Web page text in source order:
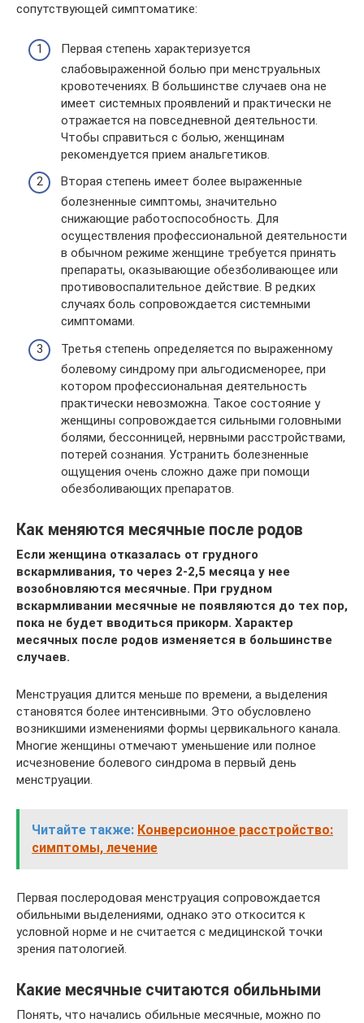
сопутствующей симптоматике:
Первая степень характеризуется
слабовыраженной болью при менструальных
кровотечениях. В большинстве случаев она не
имеет системных проявлений и практически не
отражается на повседневной деятельности.
Чтобы справиться с болью, женщинам
рекомендуется прием анальгетиков.
Вторая степень имеет более выраженные
болезненные симптомы, значительно
снижающие работоспособность. Для
осуществления профессиональной деятельности
в обычном режиме женщине требуется принять
препараты, оказывающие обезболивающее или
противовоспалительное действие. В редких
случаях боль сопровождается системными
симптомами.
Третья степень определяется по выраженному
болевому синдрому при альгодисменорее, при
котором профессиональная деятельность
практически невозможна. Такое состояние у
женщины сопровождается сильными головными
болями, бессонницей, нервными расстройствами,
потерей сознания. Устранить болезненные
ощущения очень сложно даже при помощи
обезболивающих препаратов.
Как меняются месячные после родов
Если женщина отказалась от грудного
вскармливания, то через 2-2,5 месяца у нее
возобновляются месячные. При грудном
вскармливании месячные не появляются до тех пор,
пока не будет вводиться прикорм. Характер
месячных после родов изменяется в большинстве
случаев.
Менструация длится меньше по времени, а выделения
становятся более интенсивными. Это обусловлено
возникшими изменениями формы цервикального канала.
Многие женщины отмечают уменьшение или полное
исчезновение болевого синдрома в первый день
менструации.
Читайте также: Конверсионное расстройство:
симптомы, лечение
Первая послеродовая менструация сопровождается
обильными выделениями, однако это откосится к
условной норме и не считается с медицинской точки
зрения патологией.
Какие месячные считаются обильными
Понять, что начались обильные месячные, можно по